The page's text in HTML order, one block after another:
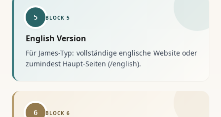
5 BLOCK 5
English Version
Für James-Typ: vollständige englische Website oder
zumindest Haupt-Seiten (/english).
6 BLOCK 6